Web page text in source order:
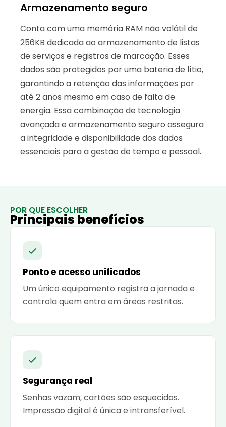
Armazenamento seguro
Conta com uma memória RAM não volátil de
256KB dedicada ao armazenamento de listas
de serviços e registros de marcação. Esses
dados são protegidos por uma bateria de lítio,
garantindo a retenção das informações por
até 2 anos mesmo em caso de falta de
energia. Essa combinação de tecnologia
avançada e armazenamento seguro assegura
a integridade e disponibilidade dos dados
essenciais para a gestão de tempo e pessoal.
POR QUE ESCOLHER
Principais benefícios
Ponto e acesso unificados
Um único equipamento registra a jornada e
controla quem entra em áreas restritas.
Segurança real
Senhas vazam, cartões são esquecidos.
Impressão digital é única e intransferível.